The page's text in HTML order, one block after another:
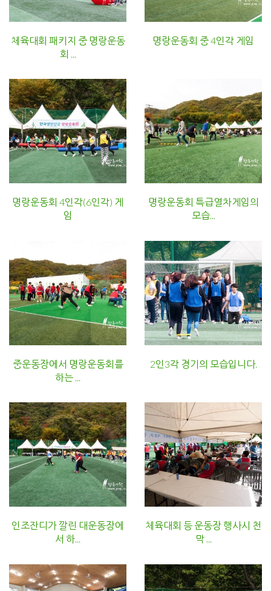
체육대회 패키지 중 명랑운동
회 ...
명랑운동회 중 4인각 게임
명랑운동회 4인각(6인각) 게
임
명랑운동회 특급열차게임의
모습...
중운동장에서 명랑운동회를
하는 ...
2인3각 경기의 모습입니다.
인조잔디가 깔린 대운동장에
서 하...
체육대회 등 운동장 행사시 천
막 ...